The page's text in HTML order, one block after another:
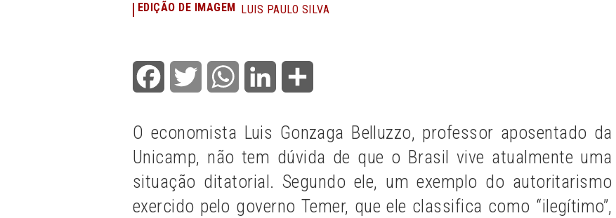
EDIÇÃO DE IMAGEM
LUIS PAULO SILVA
Facebook Twitter WhatsApp LinkedIn
O economista Luis Gonzaga Belluzzo, professor aposentado da
Unicamp, não tem dúvida de que o Brasil vive atualmente uma
situação ditatorial. Segundo ele, um exemplo do autoritarismo
exercido pelo governo Temer, que ele classifica como “ilegítimo”,